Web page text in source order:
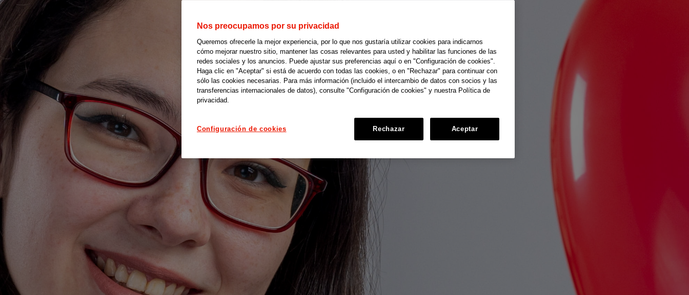
Nos preocupamos por su privacidad
Queremos ofrecerle la mejor experiencia, por lo que nos gustaría utilizar cookies para indicarnos
cómo mejorar nuestro sitio, mantener las cosas relevantes para usted y habilitar las funciones de las
redes sociales y los anuncios. Puede ajustar sus preferencias aquí o en "Configuración de cookies".
Haga clic en "Aceptar" si está de acuerdo con todas las cookies, o en "Rechazar" para continuar con
sólo las cookies necesarias. Para más información (incluido el intercambio de datos con socios y las
transferencias internacionales de datos), consulte "Configuración de cookies" y nuestra Política de
privacidad.
Configuración de cookies Rechazar Aceptar